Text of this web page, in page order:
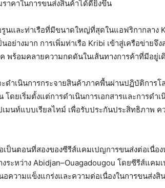
าคาในการขนส่งสินค้าได้ดียิ่งขึ้น
นและท่าเรือที่มีขนาดใหญ่ที่สุดในแอฟริกากลาง
างมาก การเพิ่มท่าเรือ Kribi เข้าสู่เครือข่ายจึง
พร้อมคลายความกดดันในเส้นทางการค้าที่มีอยู่เ
ะดำเนินการกระจายสินค้าภาคพื้นผ่านปฏิบัติการ
ดยเริ่มตั้งแต่การดำเนินการเอกสารและการดำ
นท์แบบเรียลไทม์ เพื่อรับประกันประสิทธิภาพ ค
เป็นตอนที่สองของซีรีส์แคมเปญการขนส่งต่อเนื่อ
ระหว่าง Abidjan–Ouagadougou โดยซีรีส์แคม
อความแข็งแกร่งและความต่อเนื่องในการขนส่ง